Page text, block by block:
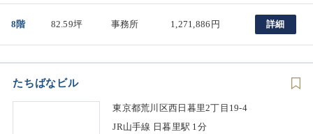
8階 82.59坪 事務所 1,271,886円 詳細
たちばなビル
東京都荒川区西日暮里2丁目19-4
JR山手線 日暮里駅 1分